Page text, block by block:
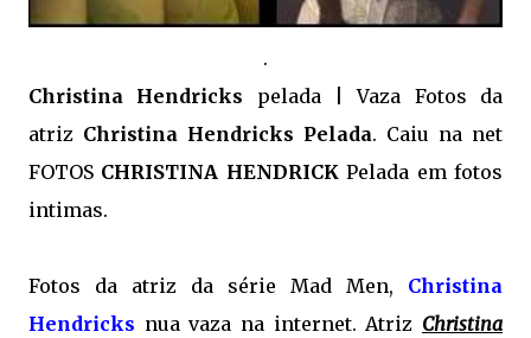
.
Christina Hendricks pelada | Vaza Fotos da
atriz Christina Hendricks Pelada. Caiu na net
FOTOS CHRISTINA HENDRICKPelada em fotos
intimas.
Fotos da atriz da série Mad Men, Christina
Hendricks nua vaza na internet. Atriz Christina